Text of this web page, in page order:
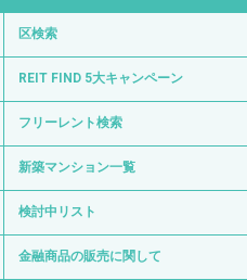
区検索
REIT FIND 5大キャンペーン
フリーレント検索
新築マンション一覧
検討中リスト
金融商品の販売に関して